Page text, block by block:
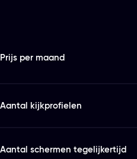
Prijs per maand
Aantal kijkprofielen
Aantal schermen tegelijkertijd